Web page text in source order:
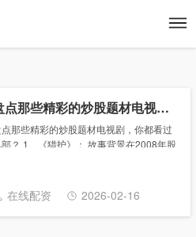
盘点那些精彩的炒股题材电视剧，你都看过几部？
那些精彩的炒股题材电视剧，你都看过
部？ 1、《猎护》： 故事背景在2008年股
助一家处于困难的时期的上市公司坐庄操
在线配资 2026-02-16